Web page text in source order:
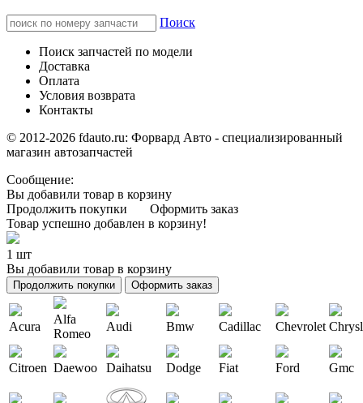
Поиск
Поиск запчастей по модели
Доставка
Оплата
Условия возврата
Контакты
© 2012-2026 fdauto.ru: Форвард Авто - специализированный
магазин автозапчастей
Сообщение:
Вы добавили товар в корзину
Продолжить покупки
Оформить заказ
Товар успешно добавлен в корзину!
1 шт
Вы добавили товар в корзину
Продолжить покупки Оформить заказ
Acura
Alfa
Romeo
Audi Bmw Cadillac Chevrolet
Citroen Daewoo Daihatsu Dodge Fiat Ford Gmc